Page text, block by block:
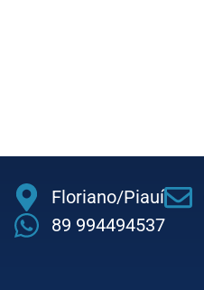
Floriano/Piauí
89 994494537